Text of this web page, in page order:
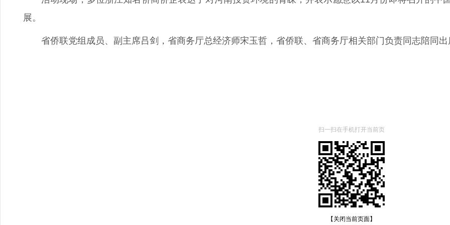
展。
省侨联党组成员、副主席吕剑，省商务厅总经济师宋玉哲，省侨联、省商务厅相关部门负责同志陪同
扫一扫在手机打开当前页
【关闭当前页面】